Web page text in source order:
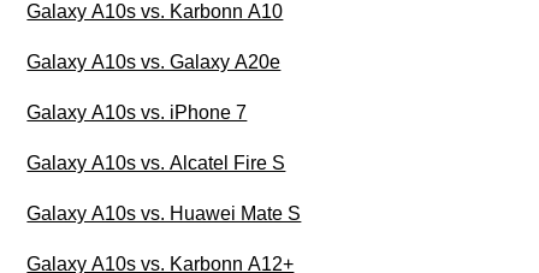
Galaxy A10s vs. Karbonn A10
Galaxy A10s vs. Galaxy A20e
Galaxy A10s vs. iPhone 7
Galaxy A10s vs. Alcatel Fire S
Galaxy A10s vs. Huawei Mate S
Galaxy A10s vs. Karbonn A12+